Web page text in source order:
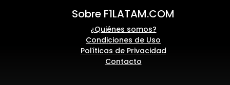
Sobre F1LATAM.COM
¿Quiénes somos?
Condiciones de Uso
Políticas de Privacidad
Contacto